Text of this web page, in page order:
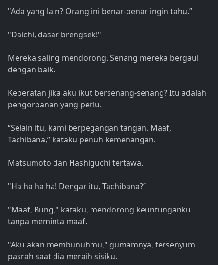
"Ada yang lain? Orang ini benar-benar ingin tahu.”
"Daichi, dasar brengsek!"
Mereka saling mendorong. Senang mereka bergaul
dengan baik.
Keberatan jika aku ikut bersenang-senang? Itu adalah
pengorbanan yang perlu.
“Selain itu, kami berpegangan tangan. Maaf,
Tachibana,” kataku penuh kemenangan.
Matsumoto dan Hashiguchi tertawa.
"Ha ha ha ha! Dengar itu, Tachibana?”
"Maaf, Bung," kataku, mendorong keuntunganku
tanpa meminta maaf.
"Aku akan membunuhmu," gumamnya, tersenyum
pasrah saat dia meraih sisiku.